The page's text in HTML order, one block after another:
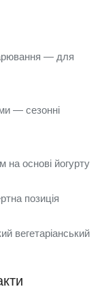
— для
— сезонні
основі йогурту
позиція
вегетаріанський